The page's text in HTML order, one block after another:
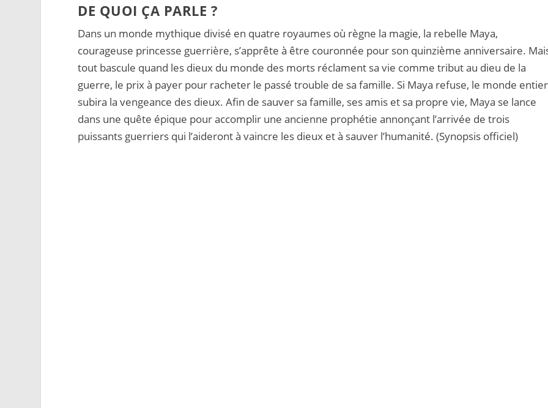
DE QUOI ÇA PARLE ?
Dans un monde mythique divisé en quatre royaumes où règne la magie, la rebelle Maya,
courageuse princesse guerrière, s’apprête à être couronnée pour son quinzième anniversaire.
tout bascule quand les dieux du monde des morts réclament sa vie comme tribut au dieu de la
guerre, le prix à payer pour racheter le passé trouble de sa famille. Si Maya refuse, le monde entier
subira la vengeance des dieux. Afin de sauver sa famille, ses amis et sa propre vie, Maya se lance
dans une quête épique pour accomplir une ancienne prophétie annonçant l’arrivée de trois
puissants guerriers qui l’aideront à vaincre les dieux et à sauver l’humanité. (Synopsis officiel)